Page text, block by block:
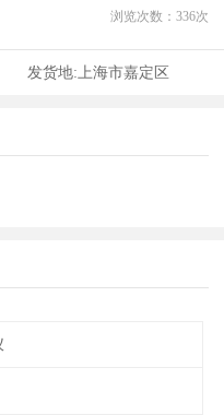
浏览次数： 336次
发货地:上海市嘉定区